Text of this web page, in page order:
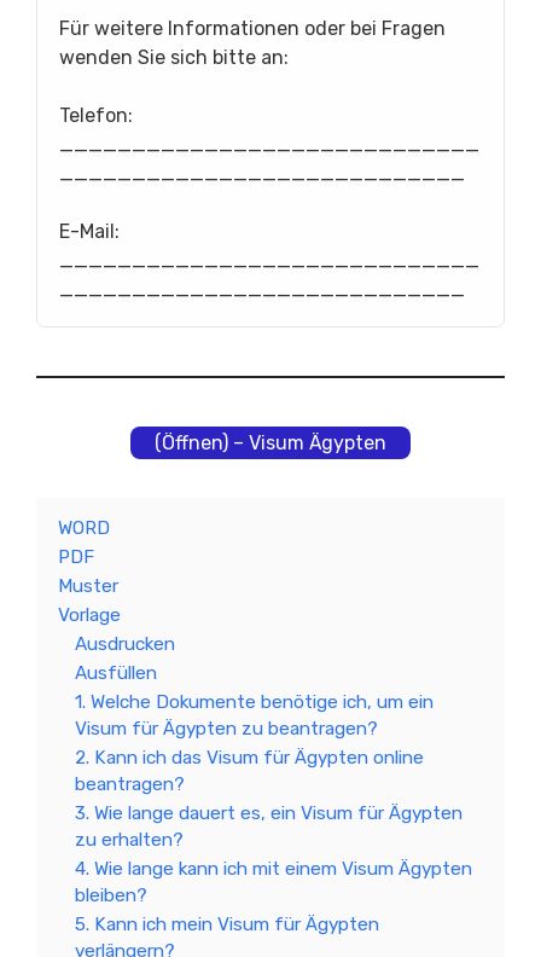
Für weitere Informationen oder bei Fragen
wenden Sie sich bitte an:
Telefon:
E-Mail:
(Öffnen) – Visum Ägypten
WORD
PDF
Muster
Vorlage
Ausdrucken
Ausfüllen
1. Welche Dokumente benötige ich, um ein
Visum für Ägypten zu beantragen?
2. Kann ich das Visum für Ägypten online
beantragen?
3. Wie lange dauert es, ein Visum für Ägypten
zu erhalten?
4. Wie lange kann ich mit einem Visum Ägypten
bleiben?
5. Kann ich mein Visum für Ägypten
verlängern?